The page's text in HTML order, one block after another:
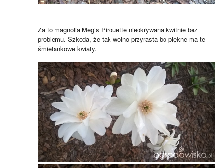
Za to magnolia Meg’s Pirouette nieokrywana kwitnie bez
problemu. Szkoda, że tak wolno przyrasta bo piękne ma te
śmietankowe kwiaty.